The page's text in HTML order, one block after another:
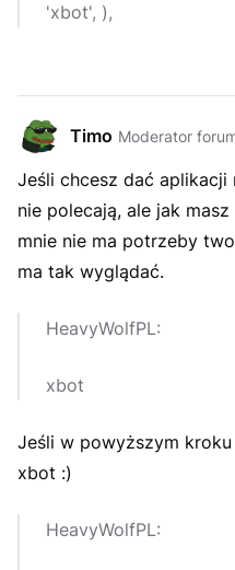
'xbot', ),
Timo Moderator
Jeśli chcesz dać
nie polecają, ale jak
mnie nie ma potrzeby
ma tak wyglądać.
HeavyWolfPL:
xbot
Jeśli w powyższym kroku
xbot :)
HeavyWolfPL: